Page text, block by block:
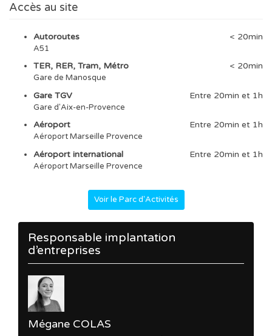
Accès au site
Autoroutes < 20min
A51
TER, RER, Tram, Métro < 20min
Gare de Manosque
Gare TGV Entre 20min et 1h
Gare d'Aix-en-Provence
Aéroport Entre 20min et 1h
Aéroport Marseille Provence
Aéroport international Entre 20min et 1h
Aéroport Marseille Provence
Voir le Parc d'Activités
Responsable implantation
d’entreprises
Mégane COLAS